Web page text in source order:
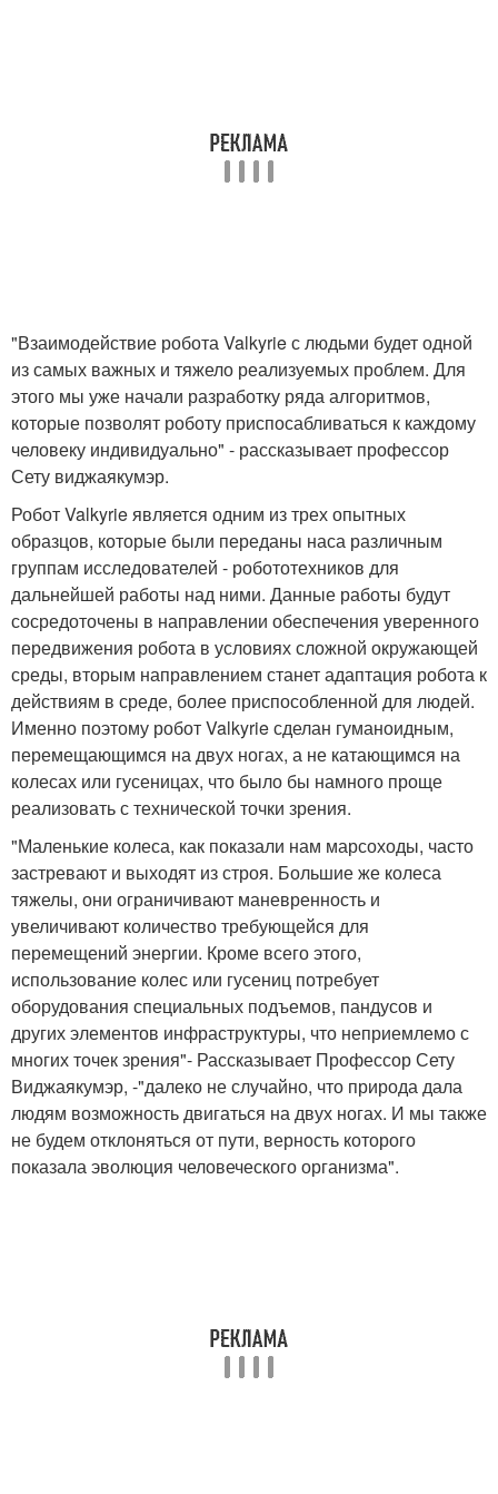
"Взаимодействие робота Valkyrie с людьми будет одной
из самых важных и тяжело реализуемых проблем. Для
этого мы уже начали разработку ряда алгоритмов,
которые позволят роботу приспосабливаться к каждому
человеку индивидуально" - рассказывает профессор
Сету виджаякумэр.
Робот Valkyrie является одним из трех опытных
образцов, которые были переданы наса различным
группам исследователей - робототехников для
дальнейшей работы над ними. Данные работы будут
сосредоточены в направлении обеспечения уверенного
передвижения робота в условиях сложной окружающей
среды, вторым направлением станет адаптация робота к
действиям в среде, более приспособленной для людей.
Именно поэтому робот Valkyrie сделан гуманоидным,
перемещающимся на двух ногах, а не катающимся на
колесах или гусеницах, что было бы намного проще
реализовать с технической точки зрения.
"Маленькие колеса, как показали нам марсоходы, часто
застревают и выходят из строя. Большие же колеса
тяжелы, они ограничивают маневренность и
увеличивают количество требующейся для
перемещений энергии. Кроме всего этого,
использование колес или гусениц потребует
оборудования специальных подъемов, пандусов и
других элементов инфраструктуры, что неприемлемо с
многих точек зрения"- Рассказывает Профессор Сету
Виджаякумэр, -"далеко не случайно, что природа дала
людям возможность двигаться на двух ногах. И мы также
не будем отклоняться от пути, верность которого
показала эволюция человеческого организма".